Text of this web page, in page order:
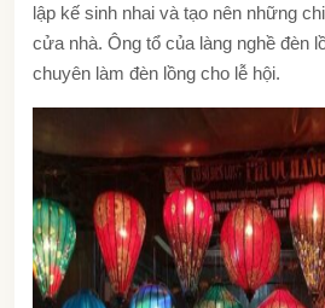
lập kế sinh nhai và tạo nên những
cửa nhà. Ông tổ của làng nghề đèn
chuyên làm đèn lồng cho lễ hội.